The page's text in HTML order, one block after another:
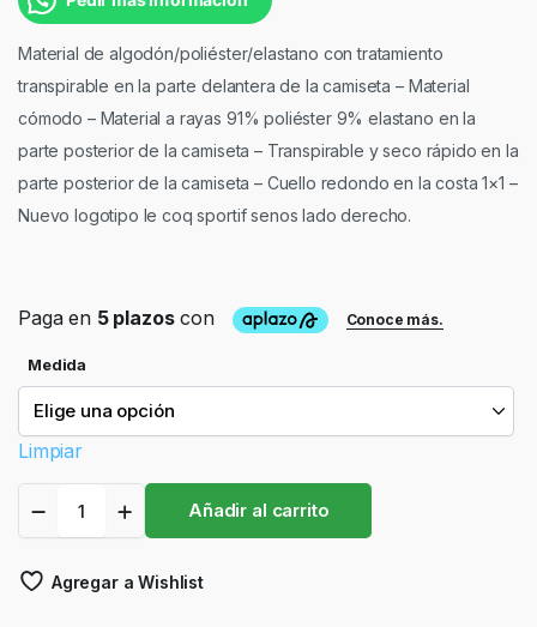
Material de algodón/poliéster/elastano con tratamiento
transpirable en la parte delantera de la camiseta – Material
cómodo – Material a rayas 91% poliéster 9% elastano en la
parte posterior de la camiseta – Transpirable y seco rápido en la
parte posterior de la camiseta – Cuello redondo en la costa 1×1 –
Nuevo logotipo le coq sportif senos lado derecho.
Medida
Limpiar
Coq
Junior
Añadir al carrito
Agregar a Wishlist